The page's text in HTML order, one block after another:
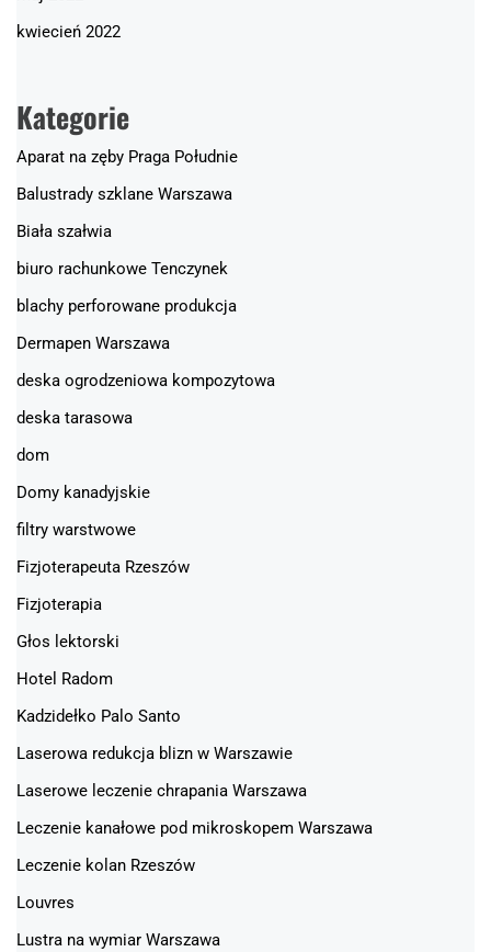
kwiecień 2022
Kategorie
Aparat na zęby Praga Południe
Balustrady szklane Warszawa
Biała szałwia
biuro rachunkowe Tenczynek
blachy perforowane produkcja
Dermapen Warszawa
deska ogrodzeniowa kompozytowa
deska tarasowa
dom
Domy kanadyjskie
filtry warstwowe
Fizjoterapeuta Rzeszów
Fizjoterapia
Głos lektorski
Hotel Radom
Kadzidełko Palo Santo
Laserowa redukcja blizn w Warszawie
Laserowe leczenie chrapania Warszawa
Leczenie kanałowe pod mikroskopem Warszawa
Leczenie kolan Rzeszów
Louvres
Lustra na wymiar Warszawa